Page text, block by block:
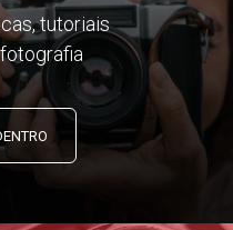
tutoriais